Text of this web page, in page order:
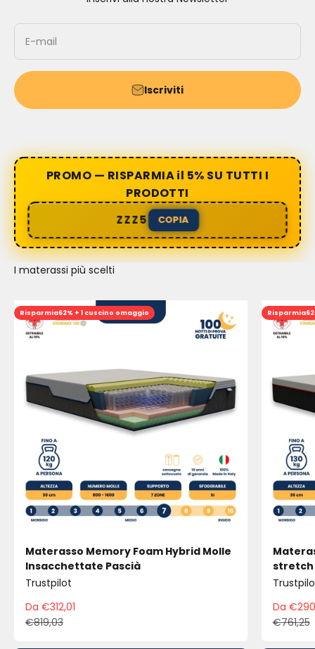
E-mail
Iscriviti
PROMO — RISPARMIA il 5% SU TUTTI I
PRODOTTI
ZZZ5 COPIA
I materassi più scelti
Risparmia62% + 1 cuscino omaggio
Materasso Memory Foam Hybrid Molle
Insacchettate Pascià
Trustpilot
Prezzo scontato
Da €312,01
Prezzo
€819,03
Risparmia
stretch
Da
€761,25